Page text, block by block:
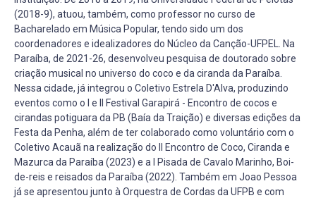
(2018-9), atuou, também, como professor no curso de
Bacharelado em Música Popular, tendo sido um dos
coordenadores e idealizadores do Núcleo da Canção-UFPEL. Na
Paraíba, de 2021-26, desenvolveu pesquisa de doutorado sobre
criação musical no universo do coco e da ciranda da Paraíba.
Nessa cidade, já integrou o Coletivo Estrela D'Alva, produzindo
eventos como o I e II Festival Garapirá - Encontro de cocos e
cirandas potiguara da PB (Baía da Traição) e diversas edições da
Festa da Penha, além de ter colaborado como voluntário com o
Coletivo Acauã na realização do II Encontro de Coco, Ciranda e
Mazurca da Paraíba (2023) e a I Pisada de Cavalo Marinho, Boi-
de-reis e reisados da Paraíba (2022). Também em Joao Pessoa
já se apresentou junto à Orquestra de Cordas da UFPB e com